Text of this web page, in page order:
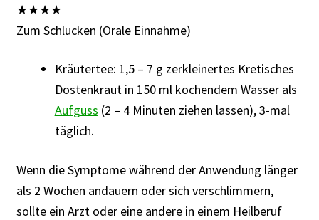
★★★★
Zum Schlucken (Orale Einnahme)
Kräutertee: 1,5 – 7 g zerkleinertes Kretisches
Dostenkraut in 150 ml kochendem Wasser als
Aufguss (2 – 4 Minuten ziehen lassen), 3-mal
täglich.
Wenn die Symptome während der Anwendung länger
als 2 Wochen andauern oder sich verschlimmern,
sollte ein Arzt oder eine andere in einem Heilberuf